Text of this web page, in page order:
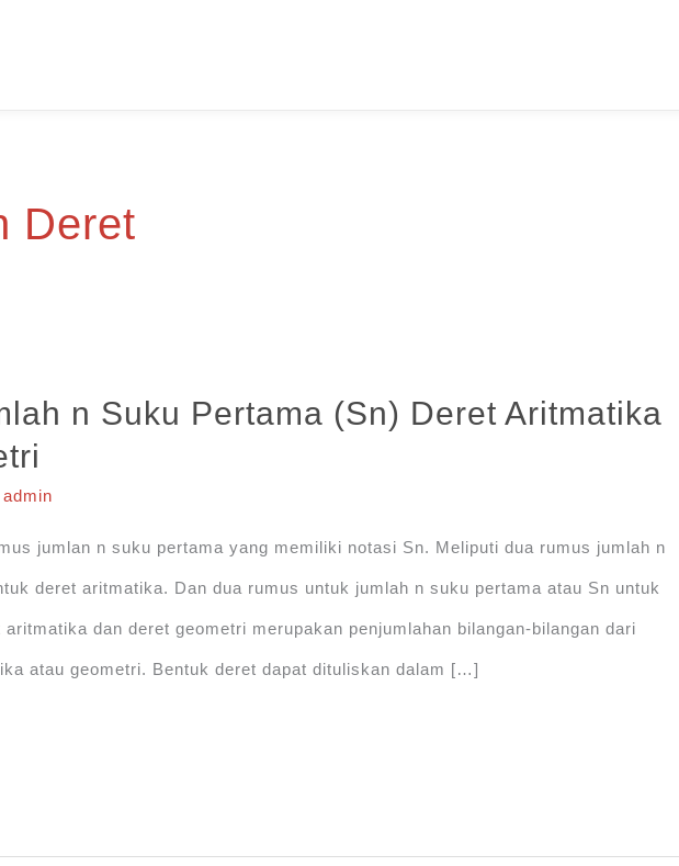
Deret
n Suku Pertama (Sn) Deret Aritmatika
admin
jumlan n suku pertama yang memiliki notasi Sn. Meliputi dua rumus jumlah n
deret aritmatika. Dan dua rumus untuk jumlah n suku pertama atau Sn untuk
dan deret geometri merupakan penjumlahan bilangan-bilangan dari
atau geometri. Bentuk deret dapat dituliskan dalam […]